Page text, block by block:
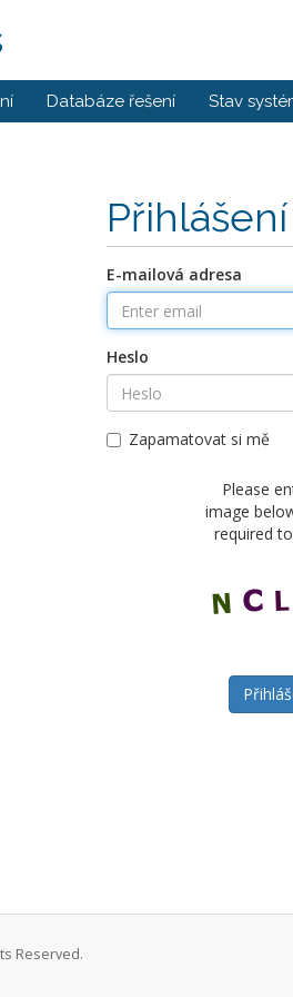
Databáze řešení Stav
Přihlášení
E-mailová adresa
Heslo
Zapamatovat si mě
Please
image
required
Reserved.